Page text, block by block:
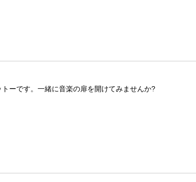
ーです。一緒に音楽の扉を開けてみませんか?